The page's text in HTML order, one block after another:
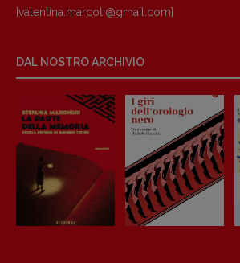
[valentina.marcoli@gmail. com]
DAL NOSTRO ARCHIVIO